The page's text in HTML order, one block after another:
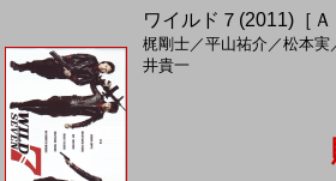
ワイルド７(2011)［
梶剛士／平山祐介 ／松本実
井貴一